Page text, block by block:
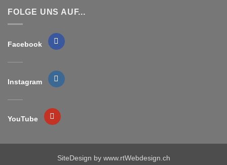
FOLGE UNS AUF...
Facebook
Instagram
YouTube
SiteDesign by www.rtWebdesign.ch